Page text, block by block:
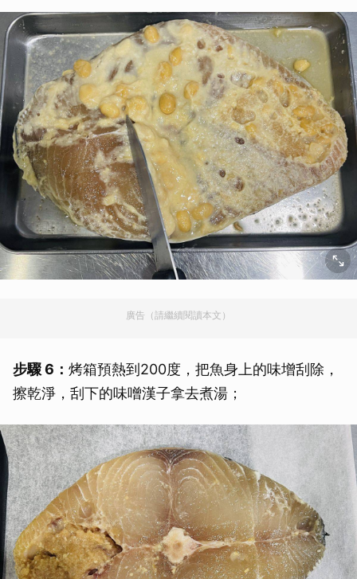
廣告（請繼續閱讀本文）
步驟 6： 烤箱預熱到200度，把魚身上的味增刮除，
擦乾淨，刮下的味噌漢子拿去煮湯；